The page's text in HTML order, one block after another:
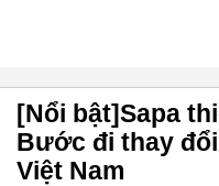
[Nổi bật]Sapa
Bước đi thay
Việt Nam